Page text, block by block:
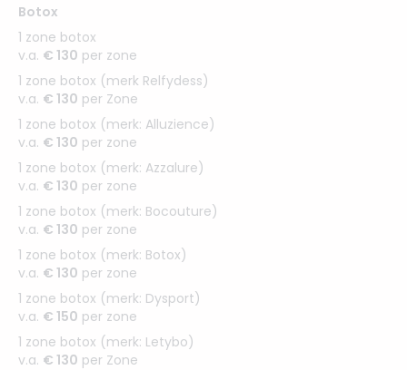
Botox
1 zone botox
v.a. € 130 per zone
1 zone botox (merk Relfydess)
v.a. € 130 per Zone
1 zone botox (merk: Alluzience)
v.a. € 130 per zone
1 zone botox (merk: Azzalure)
v.a. € 130 per zone
1 zone botox (merk: Bocouture)
v.a. € 130 per zone
1 zone botox (merk: Botox)
v.a. € 130 per zone
1 zone botox (merk: Dysport)
v.a. € 150 per zone
1 zone botox (merk: Letybo)
v.a. € 130 per Zone